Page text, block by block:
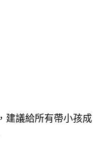
建議給所有帶小孩成